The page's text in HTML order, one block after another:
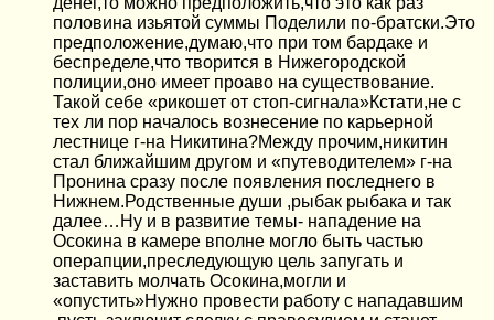
половина изьятой суммы Поделили по-братски.Это
предположение,думаю,что при том бардаке и
беспределе,что творится в Нижегородской
полиции,оно имеет проаво на существование.
Такой себе «рикошет от стоп-сигнала»Кстати,не с
тех ли пор началось вознесение по карьерной
лестнице г-на Никитина?Между прочим,никитин
стал ближайшим другом и «путеводителем» г-на
Пронина сразу после появления последнего в
Нижнем.Родственные души ,рыбак рыбака и так
далее…Ну и в развитие темы- нападение на
Осокина в камере вполне могло быть частью
операпции,преследующую цель запугать и
заставить молчать Осокина,могли и
«опустить»Нужно провести работу с нападавшим